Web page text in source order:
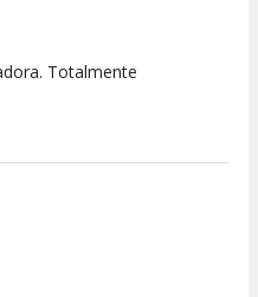
10Totalmente